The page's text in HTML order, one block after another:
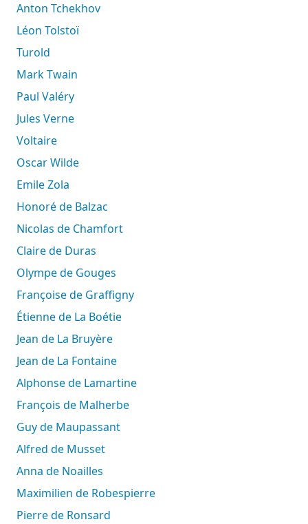
Anton Tchekhov
Léon Tolstoï
Turold
Mark Twain
Paul Valéry
Jules Verne
Voltaire
Oscar Wilde
Emile Zola
Honoré de Balzac
Nicolas de Chamfort
Claire de Duras
Olympe de Gouges
Françoise de Graffigny
Étienne de La Boétie
Jean de La Bruyère
Jean de La Fontaine
Alphonse de Lamartine
François de Malherbe
Guy de Maupassant
Alfred de Musset
Anna de Noailles
Maximilien de Robespierre
Pierre de Ronsard